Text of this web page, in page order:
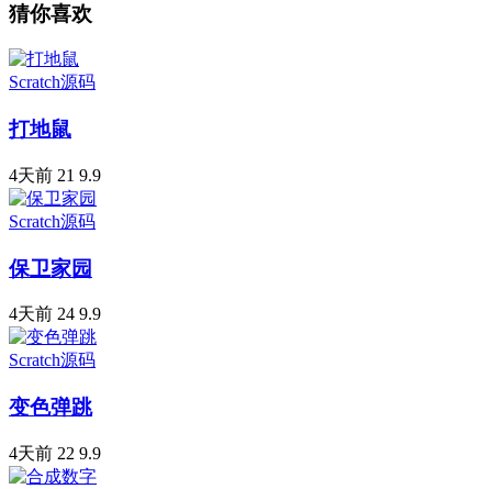
猜你喜欢
Scratch源码
打地鼠
4天前 21 9.9
Scratch源码
保卫家园
4天前 24 9.9
Scratch源码
变色弹跳
4天前 22 9.9